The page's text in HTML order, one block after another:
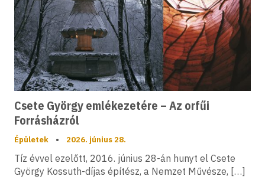
Csete György emlékezetére – Az orfűi
Forrásházról
Épületek • 2026. június 28.
Tíz évvel ezelőtt, 2016. június 28-án hunyt el Csete
György Kossuth-díjas építész, a Nemzet Művésze, […]